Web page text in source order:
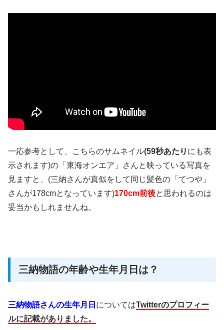
一応参考として、こちらのサムネイル(59秒あたり にも表
示されます)の「東海オンエア」さんと映っている写真を
見ますと、(三納さんが真似をして同じ髪色の「てつや」
さんが178cmとなっています)170cm前後と思われるのは
妥当かもしれませんね。
三納物語の年齢や生年月日は？
三納物語さんの生年月日 についてはTwitterのプロフィー
ルに記載がありました。